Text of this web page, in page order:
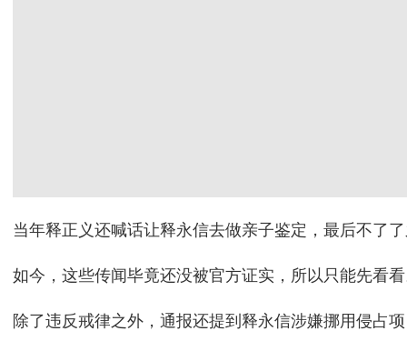
当年释正义还喊话让释永信去做亲子鉴定，最后不了
如今，这些传闻毕竟还没被官方证实，所以只能先看
除了违反戒律之外，通报还提到释永信涉嫌挪用侵占